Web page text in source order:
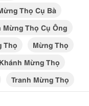
Thọ Cụ Bà
Mừng Thọ Cụ Ông
Thọ
Mừng Thọ
Khánh Mừng Thọ
Tranh Mừng Thọ